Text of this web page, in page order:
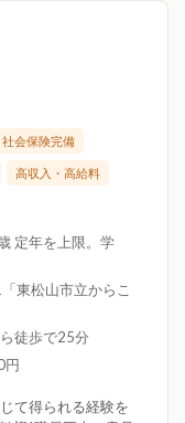
社会保険完備
高収入・高給料
定年を上限。学
東松山市立からこ
徒歩で25分
円
て得られる経験を